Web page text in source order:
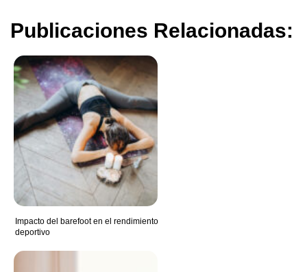
Publicaciones Relacionadas:
Impacto del barefoot en el rendimiento
deportivo